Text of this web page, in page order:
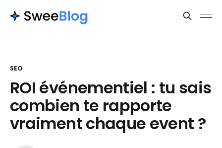
SEO
ROI événementiel : tu sais
combien te rapporte
vraiment chaque event ?